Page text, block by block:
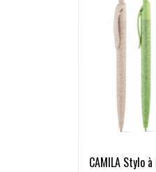
CAMILA Stylo